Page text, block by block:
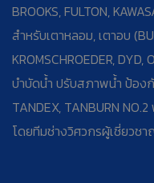
BROOKS, FULTON,
สำหรับเตาหลอม, เตาอบ
KROMSCHROEDER,
บำบัดน้ำ ปรับสภาพน้ำ ป้อง
TANDEX, TANBURN
โดยทีมช่างวิศวกรผู้เชี่ยวช